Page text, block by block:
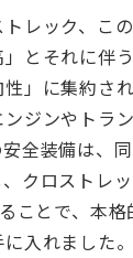
レック、こ
とそれに伴
」に集約さ
ジンやトラ
全装備は、
クロストレ
ことで、本格
入れました